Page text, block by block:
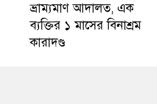
ভ্রাম্যমাণ আদালত, এক
ব্যক্তির ১ মাসের বিনাশ্রম
কারাদণ্ড